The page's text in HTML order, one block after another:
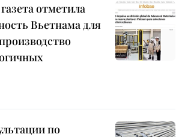
отметила
Вьетнама для
по